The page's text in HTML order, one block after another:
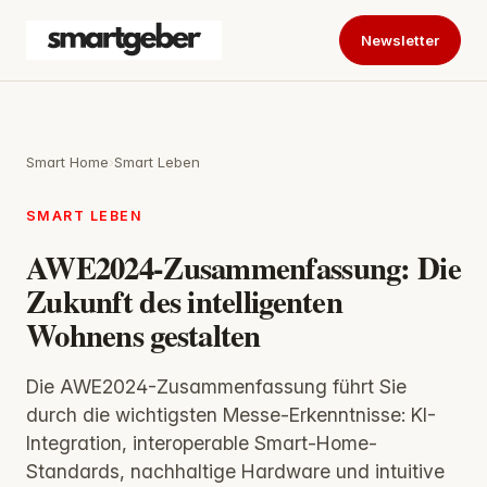
Newsletter
Smart Home›Smart Leben
SMART LEBEN
AWE2024-Zusammenfassung: Die
Zukunft des intelligenten
Wohnens gestalten
Die AWE2024-Zusammenfassung führt Sie
durch die wichtigsten Messe-Erkenntnisse: KI-
Integration, interoperable Smart-Home-
Standards, nachhaltige Hardware und intuitive